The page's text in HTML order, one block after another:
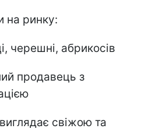
на ринку:
черешні, абрикосів
продавець з
свіжою та